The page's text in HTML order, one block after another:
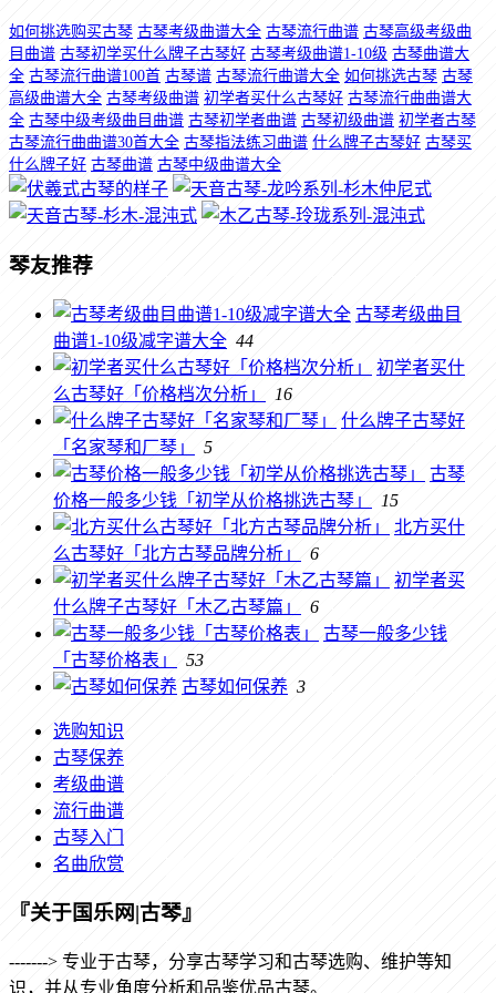
如何挑选购买古琴 古琴考级曲谱大全 古琴流行曲谱 古琴高级考级曲
目曲谱 古琴初学买什么牌子古琴好 古琴考级曲谱1-10级 古琴曲谱大
全 古琴流行曲谱100首 古琴谱 古琴流行曲谱大全 如何挑选古琴 古琴
高级曲谱大全 古琴考级曲谱 初学者买什么古琴好 古琴流行曲曲谱大
全 古琴中级考级曲目曲谱 古琴初学者曲谱 古琴初级曲谱 初学者古琴
古琴流行曲曲谱30首大全 古琴指法练习曲谱 什么牌子古琴好 古琴买
什么牌子好 古琴曲谱 古琴中级曲谱大全
琴友推荐
古琴考级曲目
曲谱1-10级减字谱大全 44
初学者买什
么古琴好「价格档次分析」
16
什么牌子古琴好
「名家琴和厂琴」
5
古琴
价格一般多少钱「初学从价格挑选古琴」
15
北方买什
么古琴好「北方古琴品牌分析」
6
初学者买
什么牌子古琴好「木乙古琴篇」
6
古琴一般多少钱
「古琴价格表」
53
古琴如何保养 3
选购知识
古琴保养
考级曲谱
流行曲谱
古琴入门
名曲欣赏
『关于国乐网|古琴』
-------> 专业于古琴，分享古琴学习和古琴选购、维护等知
识，并从专业角度分析和品鉴优品古琴。